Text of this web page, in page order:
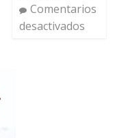
Comentarios
desactivados